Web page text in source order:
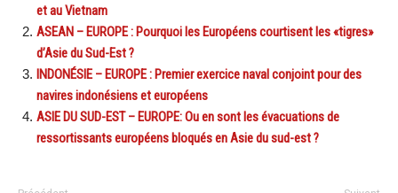
et au Vietnam
ASEAN – EUROPE : Pourquoi les Européens courtisent les «tigres»
d’Asie du Sud-Est ?
INDONÉSIE – EUROPE : Premier exercice naval conjoint pour des
navires indonésiens et européens
ASIE DU SUD-EST – EUROPE: Ou en sont les évacuations de
ressortissants européens bloqués en Asie du sud-est ?